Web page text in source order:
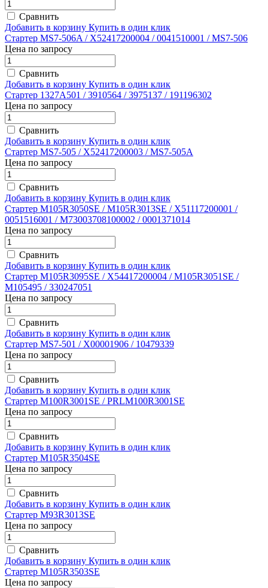
Сравнить
Добавить в корзину Купить в один клик
Стартер MS7-506A / X52417200004 / 0041510001 / MS7-506
Цена по запросу
Сравнить
Добавить в корзину Купить в один клик
Стартер 1327A501 / 3910564 / 3975137 / 191196302
Цена по запросу
Сравнить
Добавить в корзину Купить в один клик
Стартер MS7-505 / X52417200003 / MS7-505A
Цена по запросу
Сравнить
Добавить в корзину Купить в один клик
Стартер M105R3050SE / M105R3013SE / X51117200001 /
0051516001 / M73003708100002 / 0001371014
Цена по запросу
Сравнить
Добавить в корзину Купить в один клик
Стартер M105R3095SE / X54417200004 / M105R3051SE /
M105495 / 330247051
Цена по запросу
Сравнить
Добавить в корзину Купить в один клик
Стартер MS7-501 / X00001906 / 10479339
Цена по запросу
Сравнить
Добавить в корзину Купить в один клик
Стартер M100R3001SE / PRLM100R3001SE
Цена по запросу
Сравнить
Добавить в корзину Купить в один клик
Стартер M105R3504SE
Цена по запросу
Сравнить
Добавить в корзину Купить в один клик
Стартер M93R3013SE
Цена по запросу
Сравнить
Добавить в корзину Купить в один клик
Стартер M105R3503SE
Цена по запросу